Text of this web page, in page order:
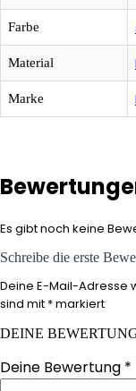
Farbe
Material
Marke
Es gibt noch keine
Schreibe die erste
Deine E-Mail-Adresse
sind mit *markiert
DEINE
Deine Bewertung *